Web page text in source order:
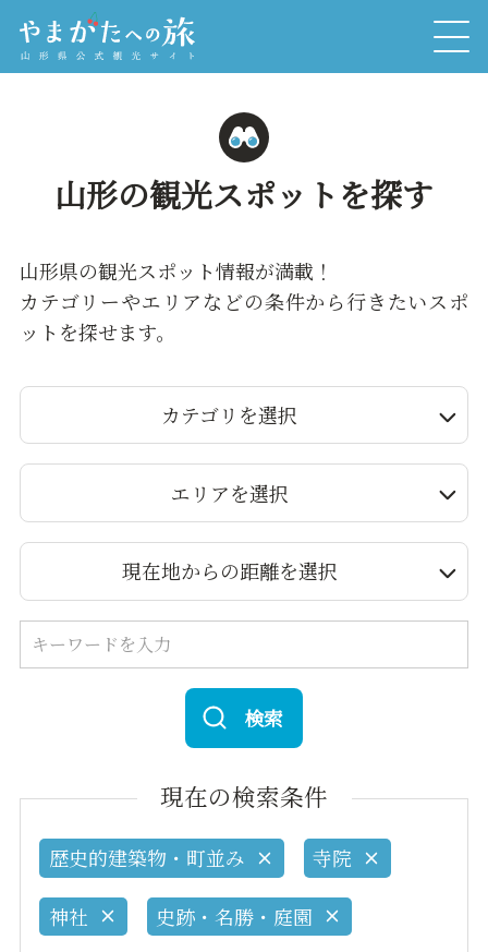
山形の観光スポットを探す
山形県の観光スポット情報が満載！
カテゴリーやエリアなどの条件から行きたいスポ
ットを探せます。
カテゴリを選択
エリアを選択
現在地からの距離を選択
検索
現在の検索条件
歴史的建築物・町並み 寺院
神社 史跡・名勝・庭園